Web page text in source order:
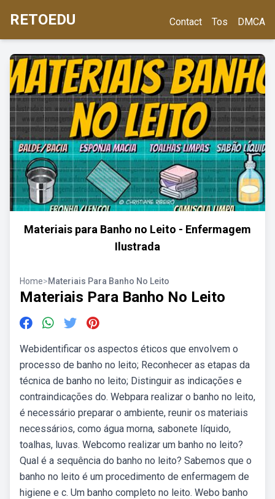
RETOEDU Contact Tos DMCA
Materiais para Banho no Leito - Enfermagem
Ilustrada
Home>Materiais Para Banho No Leito
Materiais Para Banho No Leito
Webidentificar os aspectos éticos que envolvem o
processo de banho no leito; Reconhecer as etapas da
técnica de banho no leito; Distinguir as indicações e
contraindicações do. Webpara realizar o banho no leito,
é necessário preparar o ambiente, reunir os materiais
necessários, como água morna, sabonete líquido,
toalhas, luvas. Webcomo realizar um banho no leito?
Qual é a sequência do banho no leito? Sabemos que o
banho no leito é um procedimento de enfermagem de
higiene e c. Um banho completo no leito. Webo banho